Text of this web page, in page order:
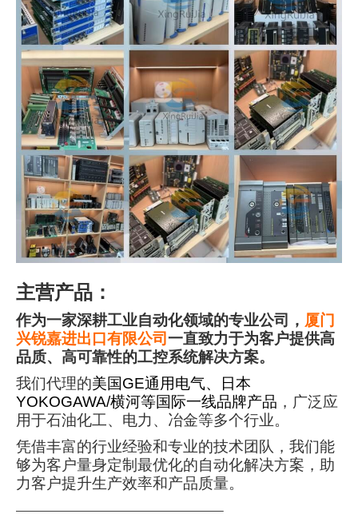
主营产品：
作为一家深耕工业自动化领域的专业公司， 厦门
兴锐嘉进出口有限公司一直致力于为客户提供高
品质、高可靠性的工控系统解决方案。
我们代理的美国GE通用电气、日本
YOKOGAWA/横河等国际一线品牌产品 ，广泛应
用于石油化工、电力、冶金等多个行业。
凭借丰富的行业经验和专业的技术团队，我们能
够为客户量身定制最优化的自动化解决方案，助
力客户提升生产效率和产品质量。
——————————————————–